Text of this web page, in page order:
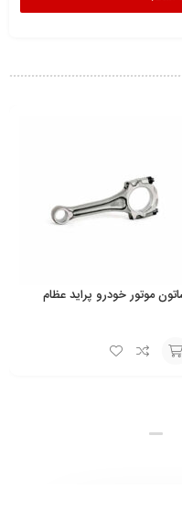
موتور خودرو پراید عظام